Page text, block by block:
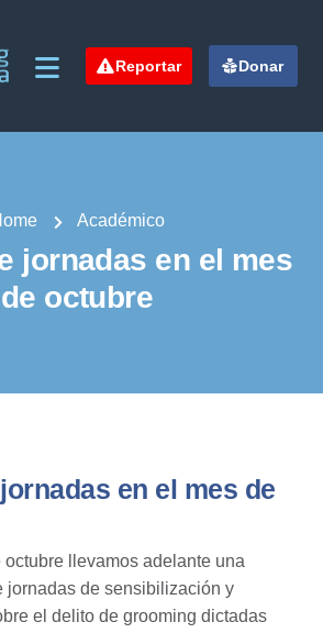
Reportar Donar
Académico
jornadas en el mes
de octubre
en el mes de
octubre llevamos adelante una
jornadas de sensibilización y
el delito de grooming dictadas